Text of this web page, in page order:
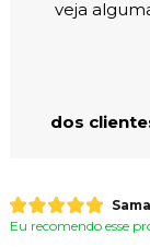
veja
dos
Eu recomendo esse